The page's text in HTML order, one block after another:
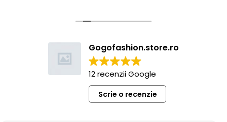
Gogofashion.store.ro
12 recenzii Google
Scrie o recenzie